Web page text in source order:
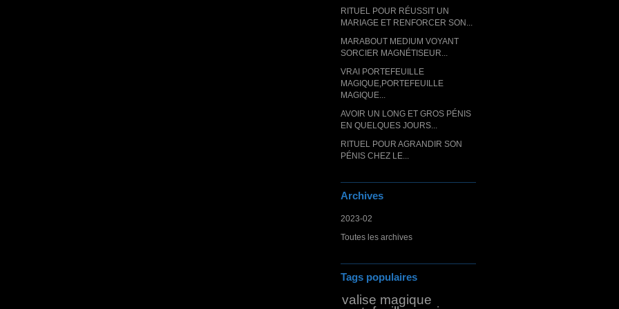
RITUEL POUR RÉUSSIT UN
MARIAGE ET RENFORCER SON...
MARABOUT MEDIUM VOYANT
SORCIER MAGNÉTISEUR...
VRAI PORTEFEUILLE
MAGIQUE,PORTEFEUILLE
MAGIQUE...
AVOIR UN LONG ET GROS PÉNIS
EN QUELQUES JOURS...
RITUEL POUR AGRANDIR SON
PÉNIS CHEZ LE...
Archives
2023-02
Toutes les archives
Tags populaires
valise magique